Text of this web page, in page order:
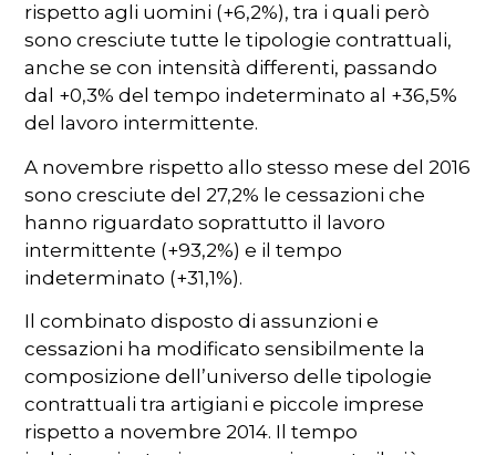
rispetto agli uomini (+6,2%), tra i quali però
sono cresciute tutte le tipologie contrattuali,
anche se con intensità differenti, passando
dal +0,3% del tempo indeterminato al +36,5%
del lavoro intermittente.
A novembre rispetto allo stesso mese del 2016
sono cresciute del 27,2% le cessazioni che
hanno riguardato soprattutto il lavoro
intermittente (+93,2%) e il tempo
indeterminato (+31,1%).
Il combinato disposto di assunzioni e
cessazioni ha modificato sensibilmente la
composizione dell’universo delle tipologie
contrattuali tra artigiani e piccole imprese
rispetto a novembre 2014. Il tempo